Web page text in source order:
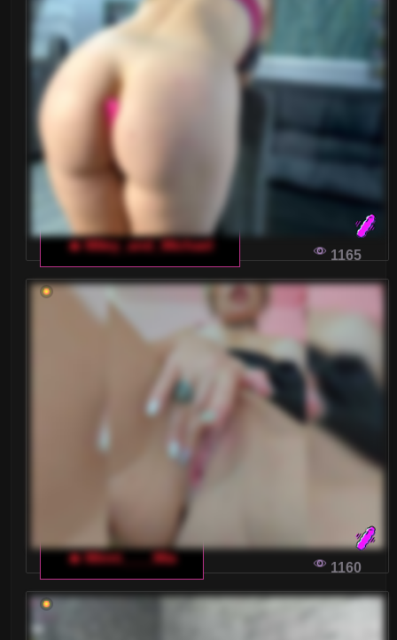
🔥 Miley_and_Michael
1165
🔥 Minni____Mia
1160